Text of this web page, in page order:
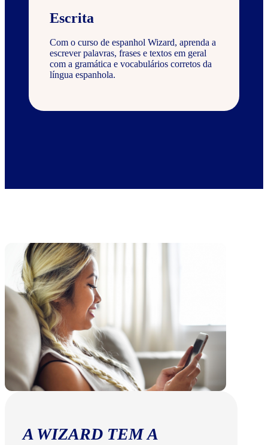
Escrita
Com o curso de espanhol Wizard, aprenda a
escrever palavras, frases e textos em geral
com a gramática e vocabulários corretos da
língua espanhola.
A WIZARD TEM A